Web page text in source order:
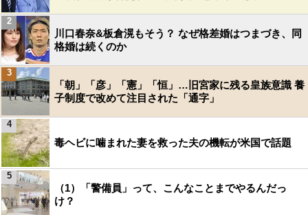
川口春奈&板倉滉もそう？ なぜ格差婚はつまづき、同
格婚は続くのか
2
「朝」「彦」「憲」「恒」…旧宮家に残る皇族意識 養
子制度で改めて注目された「通字」
3
毒ヘビに噛まれた妻を救った夫の機転が米国で話題
4
（1）「警備員」って、こんなことまでやるんだっ
け？
5